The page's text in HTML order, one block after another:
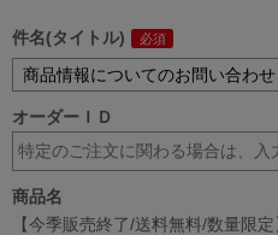
件名(タイトル)
オーダーＩＤ
商品名
【今季販売終了/送料無料/数量限